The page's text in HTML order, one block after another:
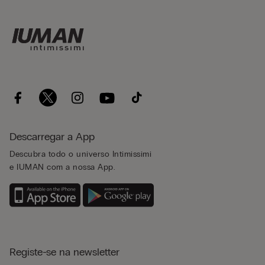
Descarregar a App
Descubra todo o universo Intimissimi
e IUMAN com a nossa App.
Registe-se na newsletter